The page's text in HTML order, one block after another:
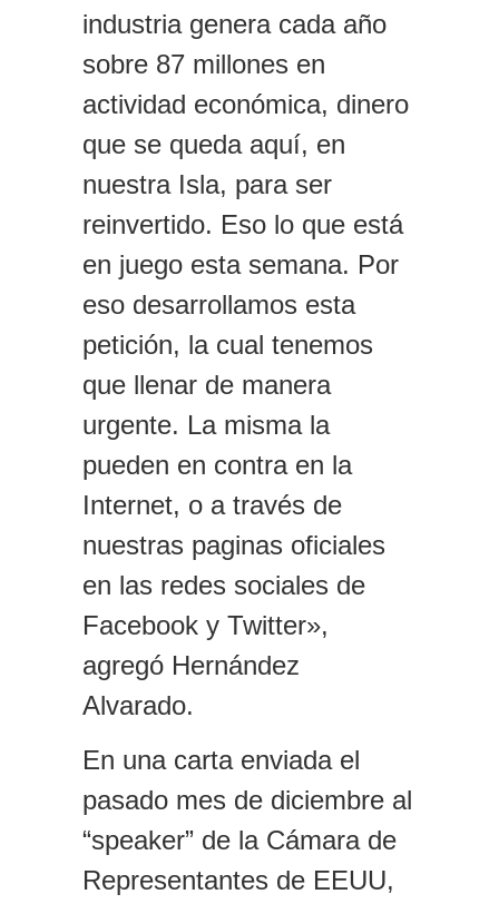
industria genera cada año
sobre 87 millones en
actividad económica, dinero
que se queda aquí, en
nuestra Isla, para ser
reinvertido. Eso lo que está
en juego esta semana. Por
eso desarrollamos esta
petición, la cual tenemos
que llenar de manera
urgente. La misma la
pueden en contra en la
Internet, o a través de
nuestras paginas oficiales
en las redes sociales de
Facebook y Twitter»,
agregó Hernández
Alvarado.
En una carta enviada el
pasado mes de diciembre al
“speaker” de la Cámara de
Representantes de EEUU,